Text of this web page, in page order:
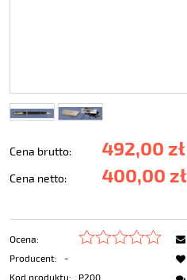
Cena brutto: 492,00 zł
Cena netto: 400,00 zł
Ocena:
Producent:
-
Kod produktu:
P200